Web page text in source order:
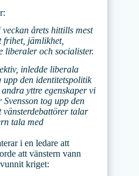
årets hittills mest
frihet, jämlikhet,
liberaler och socialister.
inledde liberala
den identitetspolitik
yttre egenskaper vi
tog upp den
talar
tala med
i en ledare att
att vänstern vann
kriget: